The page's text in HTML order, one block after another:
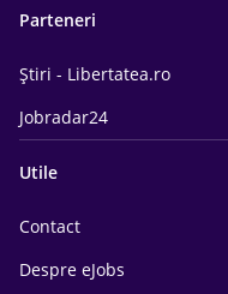
Parteneri
Știri - Libertatea.ro
Jobradar24
Utile
Contact
Despre eJobs